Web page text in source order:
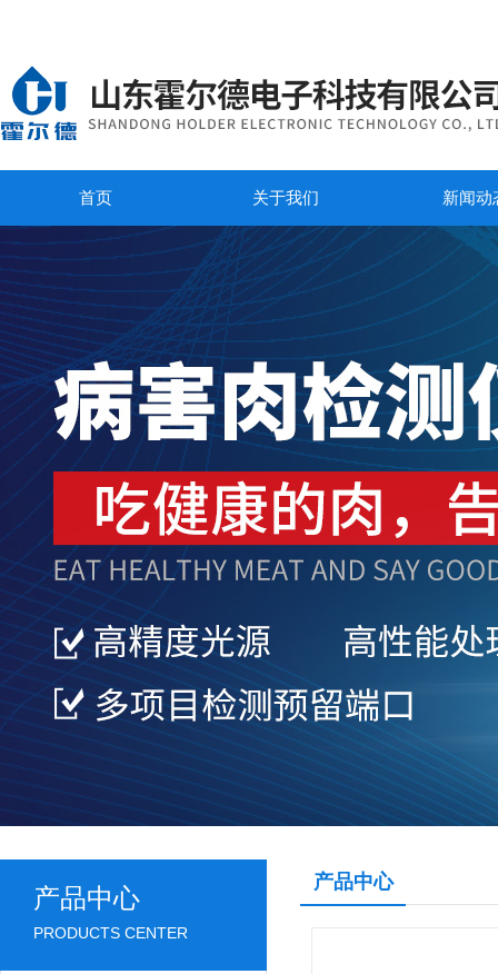
首页 关于我们 新闻动
产品中心
PRODUCTS CENTER
产品中心